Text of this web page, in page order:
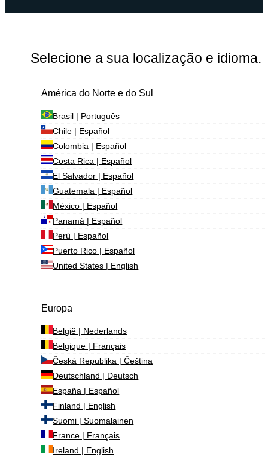
Selecione a sua localização e idioma.
América do Norte e do Sul
Brasil | Português
Chile | Español
Colombia | Español
Costa Rica | Español
El Salvador | Español
Guatemala | Español
México | Español
Panamá | Español
Perú | Español
Puerto Rico | Español
United States | English
Europa
België | Nederlands
Belgique | Français
Česká Republika | Čeština
Deutschland | Deutsch
España | Español
Finland | English
Suomi | Suomalainen
France | Français
Ireland | English